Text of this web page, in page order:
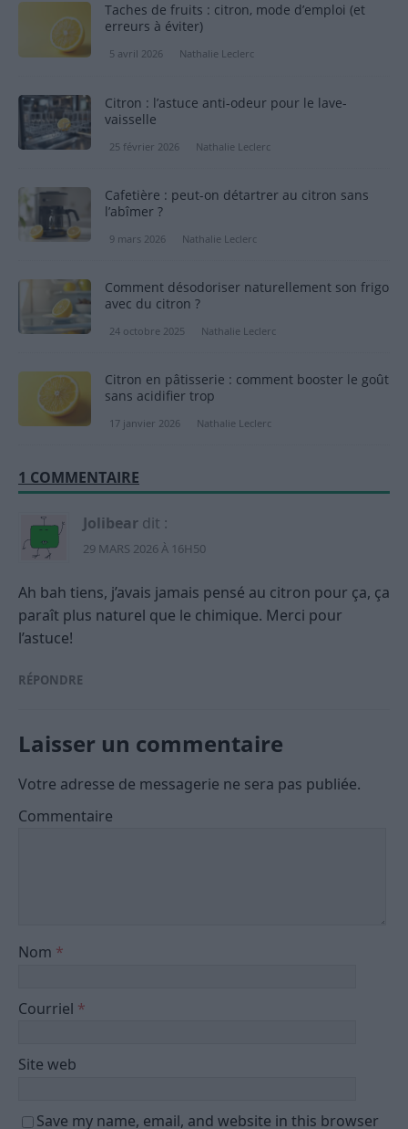
Taches de fruits : citron, mode d’emploi (et
erreurs à éviter)
5 avril 2026 Nathalie Leclerc
Citron : l’astuce anti-odeur pour le lave-
vaisselle
25 février 2026 Nathalie Leclerc
Cafetière : peut-on détartrer au citron sans
l’abîmer ?
9 mars 2026 Nathalie Leclerc
Comment désodoriser naturellement son frigo
avec du citron ?
24 octobre 2025 Nathalie Leclerc
Citron en pâtisserie : comment booster le goût
sans acidifier trop
17 janvier 2026 Nathalie Leclerc
1 COMMENTAIRE
Jolibear dit :
29 MARS 2026 À 16H50
Ah bah tiens, j’avais jamais pensé au citron pour ça, ça
paraît plus naturel que le chimique. Merci pour
l’astuce!
RÉPONDRE
Laisser un commentaire
Votre adresse de messagerie ne sera pas publiée.
Commentaire
Nom *
Courriel *
Site web
Save my name, email, and website in this browser